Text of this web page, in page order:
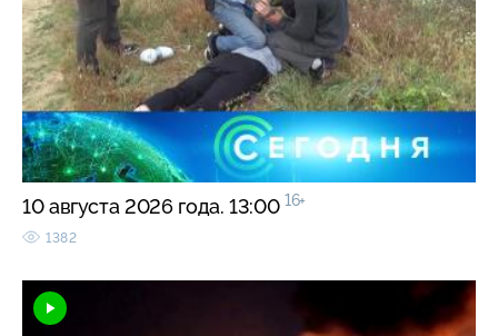
10 августа 2026 года. 13:00 16+
1382